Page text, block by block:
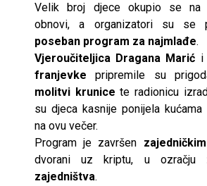
Velik broj djece okupio se na
obnovi, a organizatori su se
poseban program za najmlađe.
Vjeroučiteljica Dragana Marić i
franjevke pripremile su
molitvi krunice te radionicu
su djeca kasnije ponijela kućama
na ovu večer.
Program je završen
dvorani uz kriptu, u ozračju
zajedništva.